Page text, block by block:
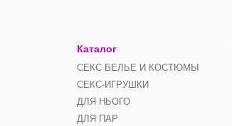
Каталог
СЕКС БЕЛЬЕ И КОСТЮМЫ
СЕКС-ИГРУШКИ
ДЛЯ НЬОГО
ДЛЯ ПАР